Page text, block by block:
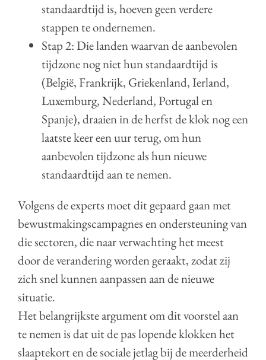
standaardtijd is, hoeven geen verdere
stappen te ondernemen.
Stap 2: Die landen waarvan de aanbevolen
tijdzone nog niet hun standaardtijd is
(België, Frankrijk, Griekenland, Ierland,
Luxemburg, Nederland, Portugal en
Spanje), draaien in de herfst de klok nog een
laatste keer een uur terug, om hun
aanbevolen tijdzone als hun nieuwe
standaardtijd aan te nemen.
Volgens de experts moet dit gepaard gaan met
bewustmakingscampagnes en ondersteuning van
die sectoren, die naar verwachting het meest
door de verandering worden geraakt, zodat zij
zich snel kunnen aanpassen aan de nieuwe
situatie.
Het belangrijkste argument om dit voorstel aan
te nemen is dat uit de pas lopende klokken het
slaaptekort en de sociale jetlag bij de meerderheid